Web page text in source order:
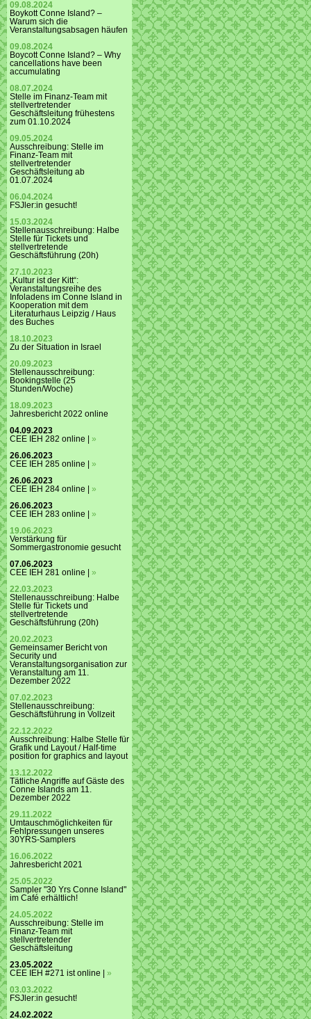
09.08.2024
Boykott Conne Island? –
Warum sich die
Veranstaltungsabsagen häufen
09.08.2024
Boycott Conne Island? – Why
cancellations have been
accumulating
08.07.2024
Stelle im Finanz-Team mit
stellvertretender
Geschäftsleitung frühestens
zum 01.10.2024
09.05.2024
Ausschreibung: Stelle im
Finanz-Team mit
stellvertretender
Geschäftsleitung ab
01.07.2024
06.04.2024
FSJler:in gesucht!
15.03.2024
Stellenausschreibung: Halbe
Stelle für Tickets und
stellvertretende
Geschäftsführung (20h)
27.10.2023
„Kultur ist der Kitt“:
Veranstaltungsreihe des
Infoladens im Conne Island in
Kooperation mit dem
Literaturhaus Leipzig / Haus
des Buches
18.10.2023
Zu der Situation in Israel
20.09.2023
Stellenausschreibung:
Bookingstelle (25
Stunden/Woche)
18.09.2023
Jahresbericht 2022 online
04.09.2023
CEE IEH 282 online | »
26.06.2023
CEE IEH 285 online | »
26.06.2023
CEE IEH 284 online | »
26.06.2023
CEE IEH 283 online | »
19.06.2023
Verstärkung für
Sommergastronomie gesucht
07.06.2023
CEE IEH 281 online | »
22.03.2023
Stellenausschreibung: Halbe
Stelle für Tickets und
stellvertretende
Geschäftsführung (20h)
20.02.2023
Gemeinsamer Bericht von
Security und
Veranstaltungsorganisation zur
Veranstaltung am 11.
Dezember 2022
07.02.2023
Stellenausschreibung:
Geschäftsführung in Vollzeit
22.12.2022
Ausschreibung: Halbe Stelle für
Grafik und Layout / Half-time
position for graphics and layout
13.12.2022
Tätliche Angriffe auf Gäste des
Conne Islands am 11.
Dezember 2022
29.11.2022
Umtauschmöglichkeiten für
Fehlpressungen unseres
30YRS-Samplers
16.06.2022
Jahresbericht 2021
25.05.2022
Sampler "30 Yrs Conne Island"
im Café erhältlich!
24.05.2022
Ausschreibung: Stelle im
Finanz-Team mit
stellvertretender
Geschäftsleitung
23.05.2022
CEE IEH #271 ist online | »
03.03.2022
FSJler:in gesucht!
24.02.2022